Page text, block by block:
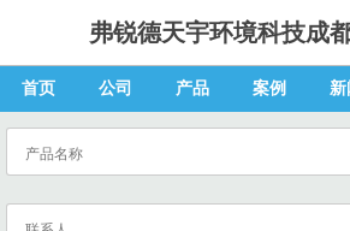
弗锐德天宇环境科技成
首页 公司 产品 案例 新